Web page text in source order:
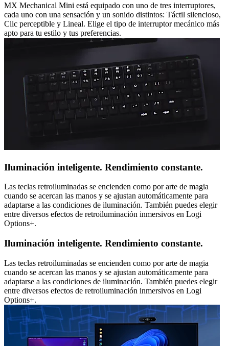
MX Mechanical Mini está equipado con uno de tres interruptores,
cada uno con una sensación y un sonido distintos: Táctil silencioso,
Clic perceptible y Lineal. Elige el tipo de interruptor mecánico más
apto para tu estilo y tus preferencias.
Iluminación inteligente. Rendimiento constante.
Las teclas retroiluminadas se encienden como por arte de magia
cuando se acercan las manos y se ajustan automáticamente para
adaptarse a las condiciones de iluminación. También puedes elegir
entre diversos efectos de retroiluminación inmersivos en Logi
Options+.
Iluminación inteligente. Rendimiento constante.
Las teclas retroiluminadas se encienden como por arte de magia
cuando se acercan las manos y se ajustan automáticamente para
adaptarse a las condiciones de iluminación. También puedes elegir
entre diversos efectos de retroiluminación inmersivos en Logi
Options+.